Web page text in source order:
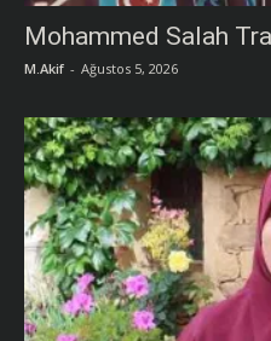
Mohammed Salah
M.Akif - Ağustos 5, 2026